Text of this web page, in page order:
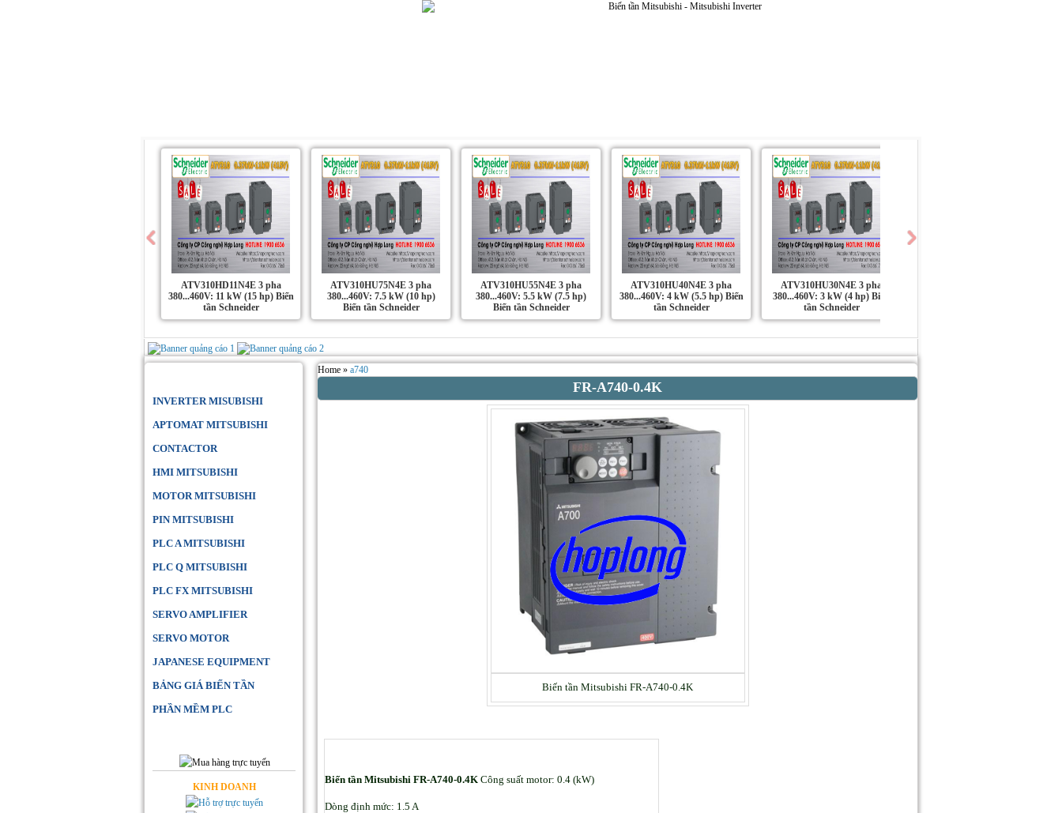
ATV310HD11N4E 3 pha
380...460V: 11 kW (15 hp) Biến
tần Schneider
ATV310HU75N4E 3 pha
380...460V: 7.5 kW (10 hp)
Biến tần Schneider
ATV310HU55N4E 3 pha
380...460V: 5.5 kW (7.5 hp)
Biến tần Schneider
ATV310HU40N4E 3 pha
380...460V: 4 kW (5.5 hp) Biến
tần Schneider
ATV310HU30N4E 3 pha
380...460V: 3 kW (4 hp) Biến
tần Schneider
Home » a740
FR-A740-0.4K
Biến tần Mitsubishi FR-A740-0.4K
Biến tần Mitsubishi FR-A740-0.4K Công suất motor: 0.4 (kW)
Dòng định mức: 1.5 A
INVERTER MISUBISHI
APTOMAT MITSUBISHI
CONTACTOR
HMI MITSUBISHI
MOTOR MITSUBISHI
PIN MITSUBISHI
PLC A MITSUBISHI
PLC Q MITSUBISHI
PLC FX MITSUBISHI
SERVO AMPLIFIER
SERVO MOTOR
JAPANESE EQUIPMENT
BẢNG GIÁ BIẾN TẦN
PHẦN MỀM PLC
KINH DOANH